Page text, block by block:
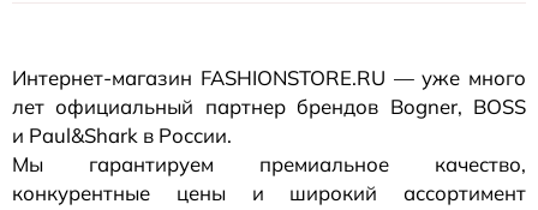
Интернет-магазин FASHIONSTORE.RU — уже много
лет официальный партнер брендов Bogner, BOSS
и Paul&Shark в России.
Мы гарантируем премиальное качество,
конкурентные цены и широкий ассортимент